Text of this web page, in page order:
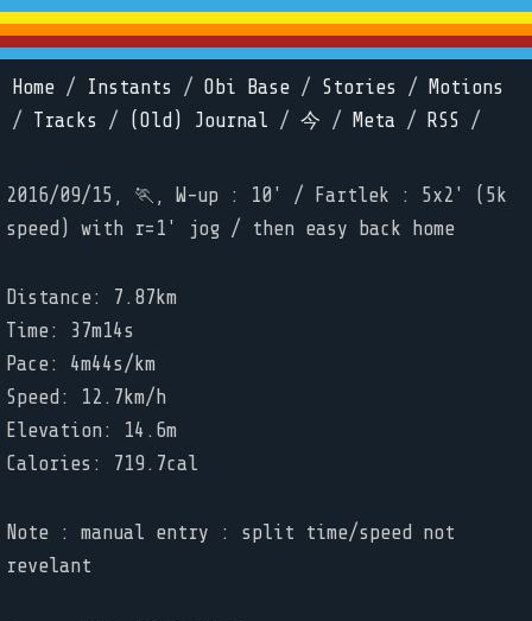
Home / Instants / Obi Base / Stories /
Motions
/ Tracks / (Old) Journal / 今 / Meta / RSS /
2016/09/15, 🏃, W-up : 10' / Fartlek : 5x2' (5k
speed) with r=1' jog / then easy back home
Distance: 7.87km
Time: 37m14s
Pace: 4m44s/km
Speed: 12.7km/h
Elevation: 14.6m
Calories: 719.7cal
Note : manual entry : split time/speed not
revelant